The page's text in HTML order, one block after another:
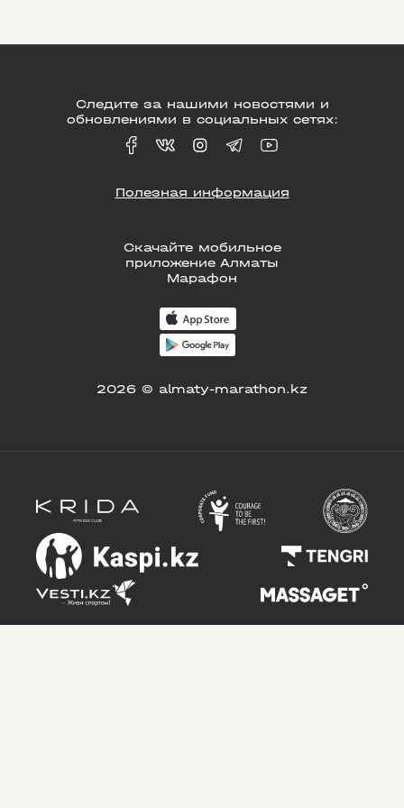
Скачайте мобильное
приложение Алматы
Марафон
2026 © almaty-marathon.kz
Следите за нашими новостями и
обновлениями в социальных сетях:
Полезная информация